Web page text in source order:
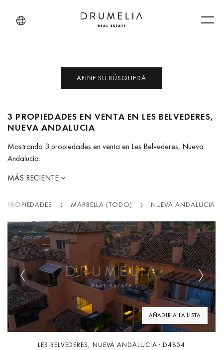
AFINE SU BÚSQUEDA
3 PROPIEDADES EN VENTA EN LES BELVEDERES,
NUEVA ANDALUCIA
Mostrando 3 propiedades en venta en Les Belvederes, Nueva
Andalucia.
MÁS RECIENTE
PROPIEDADES MARBELLA (TODO) NUEVA ANDALUCIA
AÑADIR A LA LISTA
Previous Next
LES BELVEDERES, NUEVA ANDALUCIA · D4854